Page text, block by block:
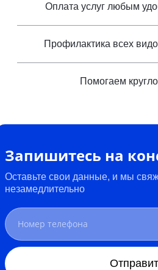
Оплата услуг любым
Профилактика всех
Помогаем
Запишитесь на
Оставьте свои данные, и мы
незамедлительно